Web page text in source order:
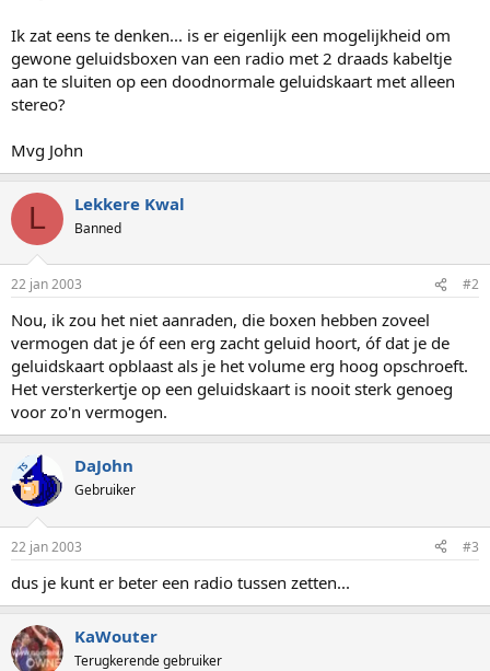
t
e
r
Ik zat eens te denken... is er eigenlijk een mogelijkheid om
gewone geluidsboxen van een radio met 2 draads kabeltje
aan te sluiten op een doodnormale geluidskaart met alleen
stereo?
Mvg John
L Lekkere Kwal
Banned
22 jan 2003 #2
Nou, ik zou het niet aanraden, die boxen hebben zoveel
vermogen dat je óf een erg zacht geluid hoort, óf dat je de
geluidskaart opblaast als je het volume erg hoog opschroeft.
Het versterkertje op een geluidskaart is nooit sterk genoeg
voor zo'n vermogen.
TS DaJohn
Gebruiker
22 jan 2003 #3
dus je kunt er beter een radio tussen zetten...
KaWouter
Terugkerende gebruiker